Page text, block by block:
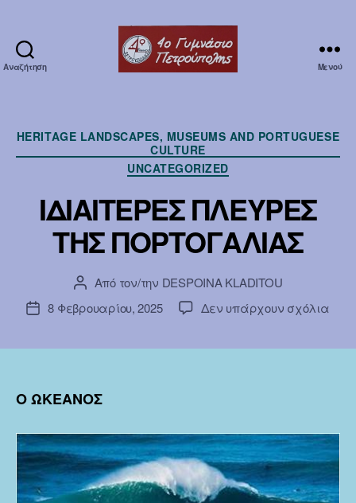
Αναζήτηση Μενού
Κατηγορίες
HERITAGE LANDSCAPES, MUSEUMS AND PORTUGUESE
CULTURE
UNCATEGORIZED
ΙΔΙΑΙΤΕΡΕΣ ΠΛΕΥΡΕΣ
ΤΗΣ ΠΟΡΤΟΓΑΛΙΑΣ
Συντάκτης
άρθρου
Από τον/την DESPOINA KLADITOU
Ημ.8 Φεβρουαρίου, 2025 Δεν υπάρχουν σχόλιαστο
Ο ΩΚΕΑΝΟΣ